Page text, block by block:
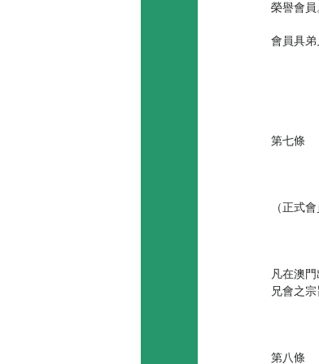
榮譽會員
會員具弟
第七條
（正式會
凡在澳
兄會之
第八條